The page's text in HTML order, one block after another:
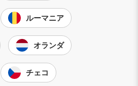
ルーマニア
オランダ
チェコ